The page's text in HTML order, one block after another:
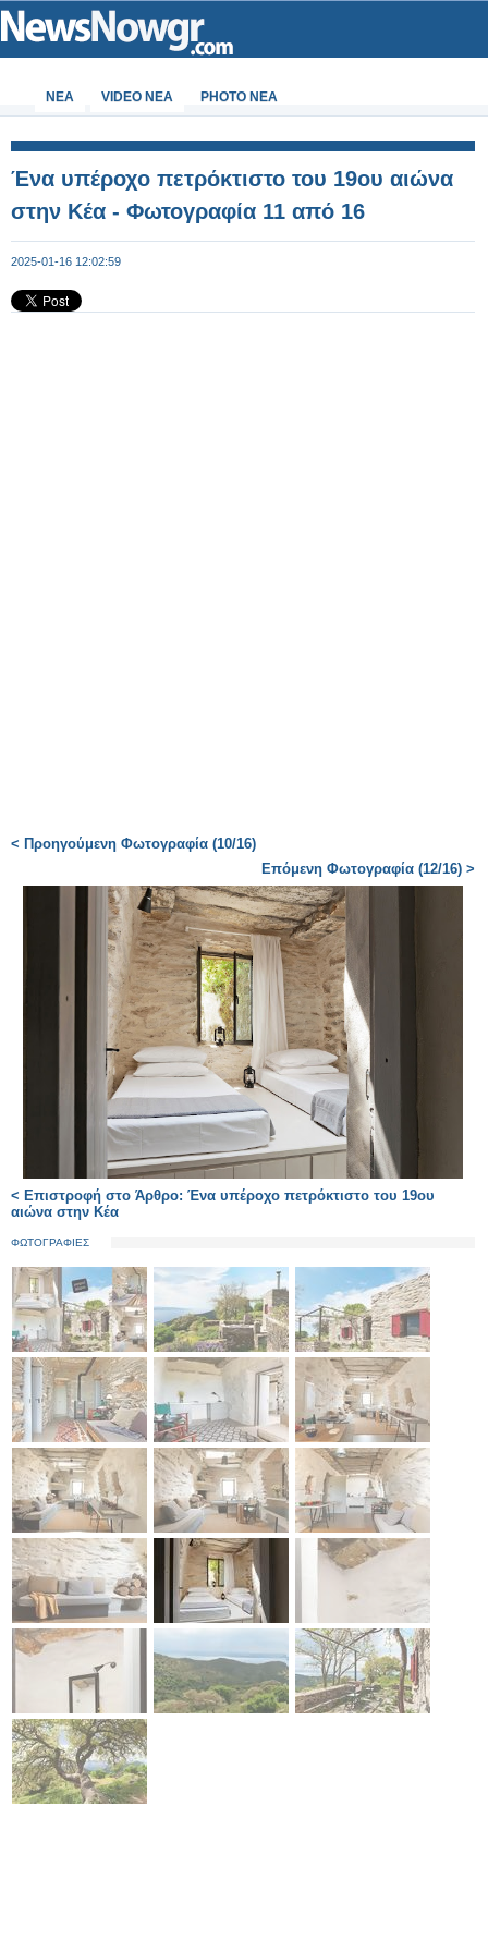
ΝΕΑ VIDEO NEA PHOTO NEA
Ένα υπέροχο πετρόκτιστο του 19ου αιώνα
στην Κέα - Φωτογραφία 11 από 16
2025-01-16 12:02:59
< Προηγούμενη Φωτογραφία (10/16)
Επόμενη Φωτογραφία (12/16) >
< Επιστροφή στο Άρθρο: Ένα υπέροχο πετρόκτιστο του 19ου
αιώνα στην Κέα
ΦΩΤΟΓΡΑΦΙΕΣ